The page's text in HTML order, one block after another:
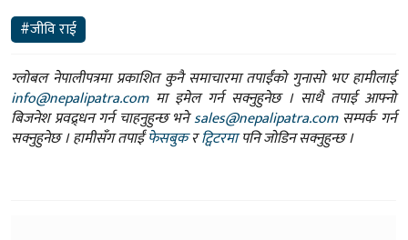
#जीवि राई
ग्लोबल नेपालीपत्रमा प्रकाशित कुनै समाचारमा तपाईंको गुनासो भए हामीलाई
info@nepalipatra.comमा इमेल गर्न सक्नुहुनेछ । साथै तपाई आफ्नो
बिजनेश प्रवद्र्धन गर्न चाहनुहुन्छ भनेsales@nepalipatra.comसम्पर्क गर्न
सक्नुहुनेछ । हामीसँग तपाईंफेसबुकरट्विटरमापनि जोडिन सक्नुहुन्छ ।